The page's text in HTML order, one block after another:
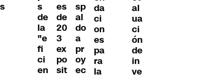
s
s
de
la
"e
fi
ci
en
es
de
20
3
ex
po
sit
sp
al
do
a
pr
oy
ec
da
ci
on
es
pa
ra
la
al
ua
ci
ón
de
in
ve